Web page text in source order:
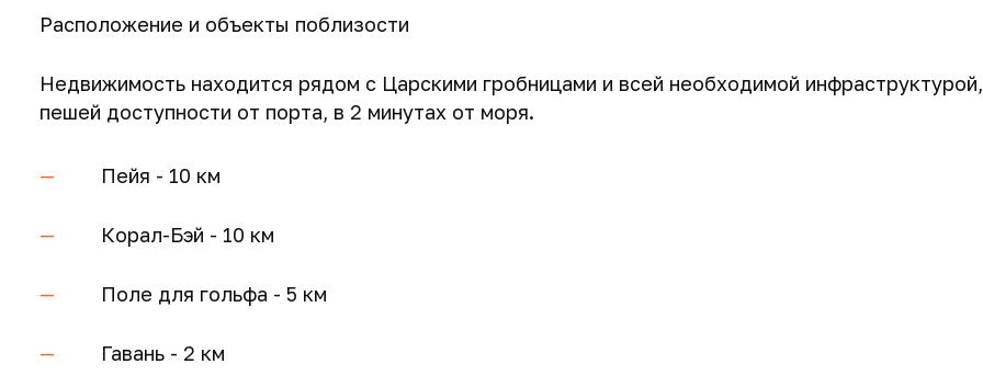
Расположение и объекты поблизости
Недвижимость находится рядом с Царскими гробницами и всей необходимой
пешей доступности от порта, в 2 минутах от моря.
Пейя - 10 км
Корал-Бэй - 10 км
Поле для гольфа - 5 км
Гавань - 2 км